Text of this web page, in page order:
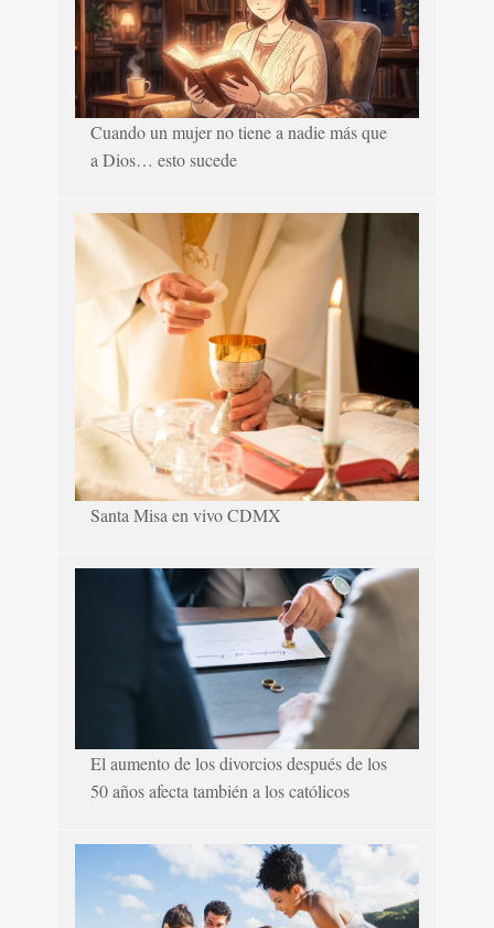
Cuando un mujer no tiene a nadie más que
a Dios… esto sucede
Santa Misa en vivo CDMX
El aumento de los divorcios después de los
50 años afecta también a los católicos